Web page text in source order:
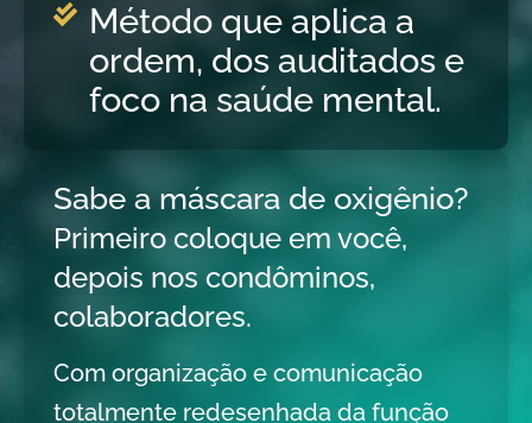
Método que aplica a
ordem, dos auditados e
foco na saúde mental.
Sabe a máscara de oxigênio?
Primeiro coloque em você,
depois nos condôminos,
colaboradores.
Com organização e comunicação
totalmente redesenhada da função